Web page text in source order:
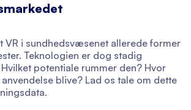
VR i sundhedsvæsenet allerede former
Teknologien er dog stadig
potentiale rummer den? Hvor
blive? Lad os tale om dette